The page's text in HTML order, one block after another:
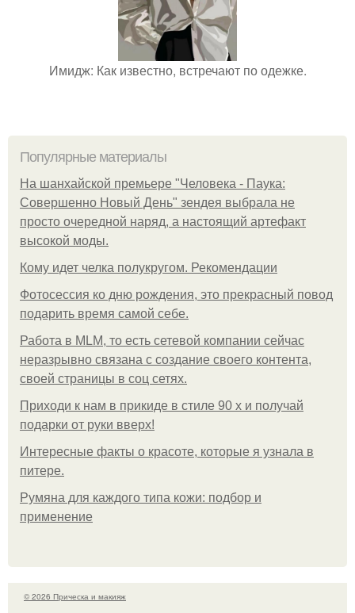
Имидж: Как известно, встречают по одежке.
Популярные материалы
На шанхайской премьере "Человека - Паука:
Совершенно Новый День" зендея выбрала не
просто очередной наряд, а настоящий артефакт
высокой моды.
Кому идет челка полукругом. Рекомендации
Фотосессия ко дню рождения, это прекрасный повод
подарить время самой себе.
Работа в MLM, то есть сетевой компании сейчас
неразрывно связана с создание своего контента,
своей страницы в соц сетях.
Приходи к нам в прикиде в стиле 90 х и получай
подарки от руки вверх!
Интересные факты о красоте, которые я узнала в
питере.
Румяна для каждого типа кожи: подбор и
применение
© 2026 Прическа и макияж